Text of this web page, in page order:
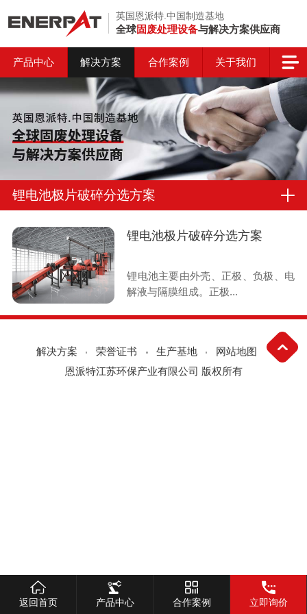
英国恩派特.中国制造基地
全球固废处理设备与解决方案供应商
产品中心 解决方案 合作案例 关于我们
锂电池极片破碎分选方案
锂电池极片破碎分选方案
锂电池主要由外壳、正极、负极、电
解液与隔膜组成。正极...
解决方案 荣誉证书 生产基地
网站地图
恩派特江苏环保产业有限公司 版权所有
返回首页 产品中心 合作案例 立即询价